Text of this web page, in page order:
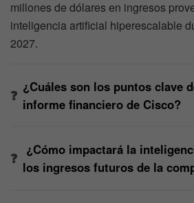
millones de dólares en ingresos
inteligencia artificial hiperescalable
2027.
¿Cuáles son los puntos clave
informe financiero de Cisco?
¿Cómo impactará la
los ingresos futuros de la